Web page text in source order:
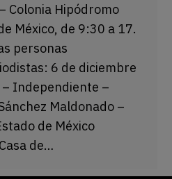
Colonia Hipódromo
México, de 9:30 a 17.
personas
6 de diciembre
– Independiente –
Maldonado –
de México
de…